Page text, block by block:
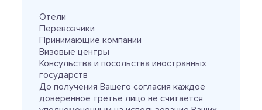
Отели
Перевозчики
Принимающие компании
Визовые центры
Консульства и посольства иностранных
государств
До получения Вашего согласия каждое
доверенное третье лицо не считается